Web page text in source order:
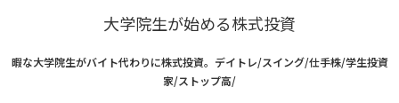
大学院生が始める株式投資
暇な大学院生がバイト代わりに株式投資。デイトレ/スイング/仕手株/学生投資
家/ストップ高/